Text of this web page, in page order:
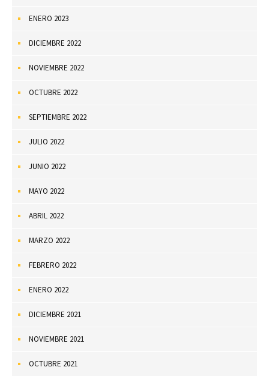
ENERO 2023
DICIEMBRE 2022
NOVIEMBRE 2022
OCTUBRE 2022
SEPTIEMBRE 2022
JULIO 2022
JUNIO 2022
MAYO 2022
ABRIL 2022
MARZO 2022
FEBRERO 2022
ENERO 2022
DICIEMBRE 2021
NOVIEMBRE 2021
OCTUBRE 2021